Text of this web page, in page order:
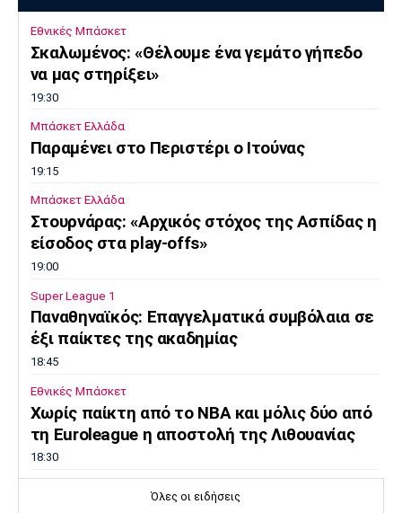
Εθνικές Μπάσκετ
Σκαλωμένος: «Θέλουμε ένα γεμάτο γήπεδο
να μας στηρίξει»
19:30
Μπάσκετ Ελλάδα
Παραμένει στο Περιστέρι ο Ιτούνας
19:15
Μπάσκετ Ελλάδα
Στουρνάρας: «Αρχικός στόχος της Ασπίδας η
είσοδος στα play-offs»
19:00
Super League 1
Παναθηναϊκός: Επαγγελματικά συμβόλαια σε
έξι παίκτες της ακαδημίας
18:45
Εθνικές Μπάσκετ
Χωρίς παίκτη από το ΝΒΑ και μόλις δύο από
τη Euroleague η αποστολή της Λιθουανίας
18:30
Μοκόκα: «Να χτίσουμε κάτι μεγάλο -
Όλες οι ειδήσεις